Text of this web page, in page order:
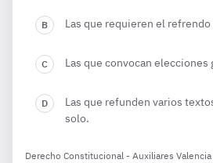
Las que requieren el refrendo
Las que convocan elecciones
Las que refunden varios
solo.
Derecho Constitucional - Auxiliares Valencia